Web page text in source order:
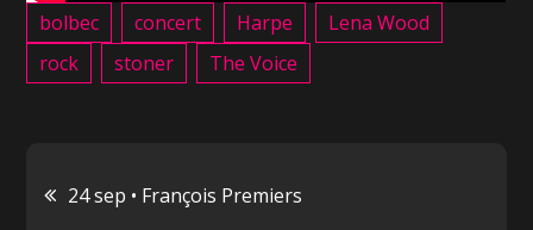
bolbec concert Harpe
Lena Wood
rock
stoner The Voice
Navigation
24 sep • François Premiers